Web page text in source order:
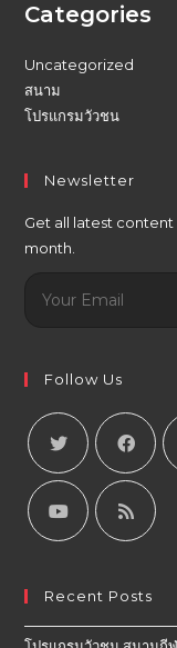
Categories
Uncategorized
สนาม
โปรแกรมวัวชน
Newsletter
Get all latest
month.
Follow Us
Recent Posts